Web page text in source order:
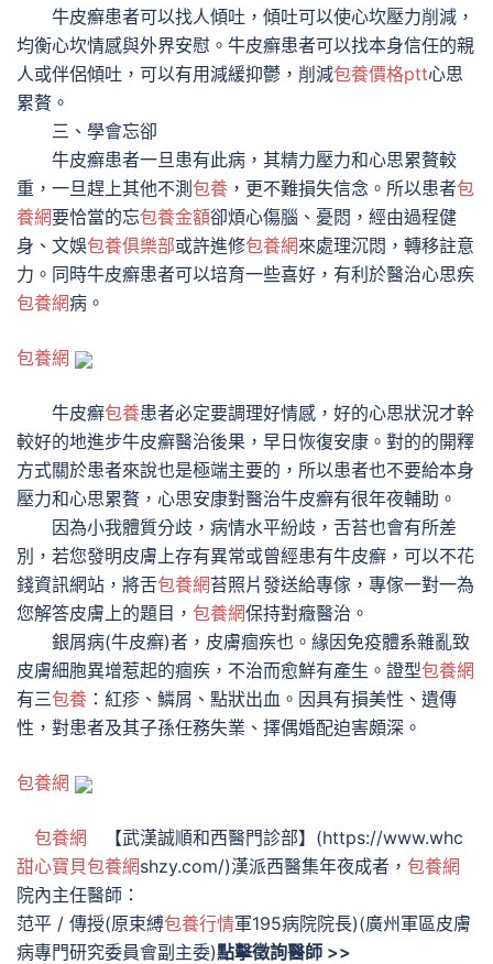
牛皮癬患者可以找人傾吐，傾吐可以使心坎壓力削減，
均衡心坎情感與外界安慰。牛皮癬患者可以找本身信任的親
人或伴侶傾吐，可以有用減緩抑鬱，削減包養價格ptt心思
累贅。
三、學會忘卻
牛皮癬患者一旦患有此病，其精力壓力和心思累贅較
重，一旦趕上其他不測 包養 ，更不難損失信念。所以患者包
養網要恰當的忘包養金額卻煩心傷腦、憂悶，經由過程健
身、文娛包養俱樂部或許進修包養網來處理沉悶，轉移註意
力。同時牛皮癬患者可以培育一些喜好，有利於醫治心思疾
包養網病。
包養網
牛皮癬包養患者必定要調理好情感，好的心思狀況才幹
較好的地進步牛皮癬醫治後果，早日恢復安康。對的的開釋
方式關於患者來說也是極端主要的，所以患者也不要給本身
壓力和心思累贅，心思安康對醫治牛皮癬有很年夜輔助。
因為小我體質分歧，病情水平紛歧，舌苔也會有所差
別，若您發明皮膚上存有異常或曾經患有牛皮癬，可以不花
錢資訊網站，將舌包養網苔照片發送給專傢，專傢一對一為
您解答皮膚上的題目， 包養網保持對癥醫治。
銀屑病(牛皮癬)者，皮膚痼疾也。緣因免疫體系雜亂致
皮膚細胞異增惹起的痼疾，不治而愈鮮有產生。證型包養網
有三包養 ：紅疹、鱗屑、點狀出血。因具有損美性、遺傳
性，對患者及其子孫任務失業、擇偶婚配迫害頗深。
包養網
包養網 【武漢誠順和西醫門診部】(https://www.whc
甜心寶貝包養網shzy.com/)漢派西醫集年夜成者， 包養網
院內主任醫師：
范平 / 傳授(原束縛包養行情軍195病院院長)(廣州軍區皮膚
病專門研究委員會副主委)點擊徵詢醫師 >>